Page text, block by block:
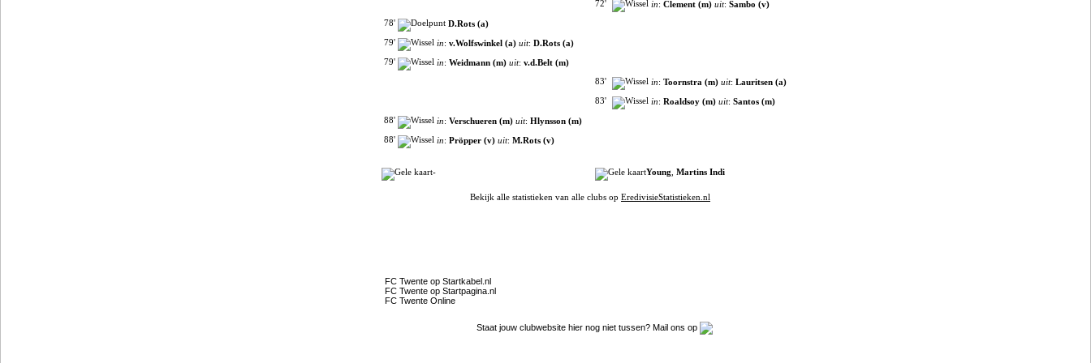
72' in: Clement (m) uit: Sambo (v)
78' D.Rots (a)
79' in: v.Wolfswinkel (a) uit: D.Rots (a)
79' in: Weidmann (m) uit: v.d.Belt (m)
83' in: Toornstra (m) uit: Lauritsen (a)
83' in: Roaldsoy (m) uit: Santos (m)
88' in: Verschueren (m) uit: Hlynsson (m)
88' in: Pröpper (v) uit: M.Rots (v)
- Young Martins Indi
Bekijk alle statistieken van alle clubs op EredivisieStatistieken.nl
FC Twente op Startkabel.nl
FC Twente op Startpagina.nl
FC Twente Online
Staat jouw clubwebsite hier nog niet tussen? Mail ons op